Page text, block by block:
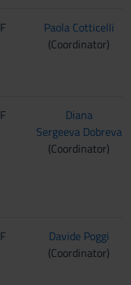
F
Paola Cotticelli
(Coordinator)
F
Diana
Sergeeva Dobreva
(Coordinator)
F
Davide Poggi
(Coordinator)